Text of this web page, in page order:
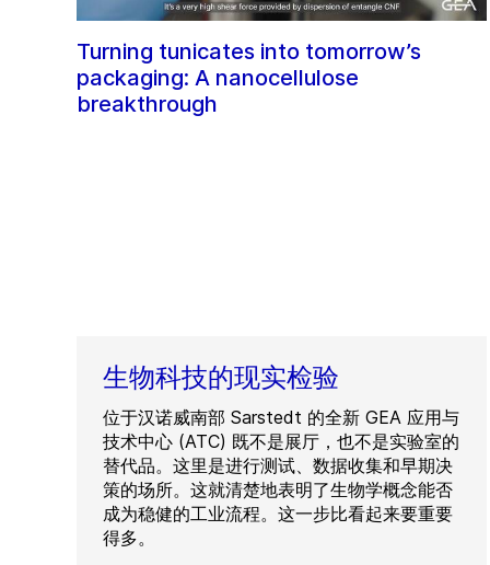
Turning tunicates into tomorrow’s
packaging: A nanocellulose
breakthrough
生物科技的现实检验
位于汉诺威南部 Sarstedt 的全新 GEA 应用与
技术中心 (ATC) 既不是展厅，也不是实验室的
替代品。这里是进行测试、数据收集和早期决
策的场所。这就清楚地表明了生物学概念能否
成为稳健的工业流程。这一步比看起来要重要
得多。